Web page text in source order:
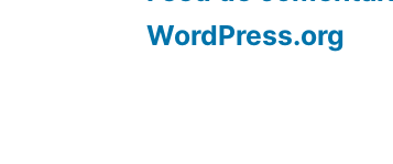
WordPress.org